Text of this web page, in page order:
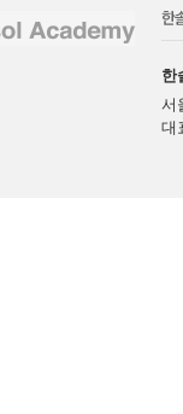
한
서
대